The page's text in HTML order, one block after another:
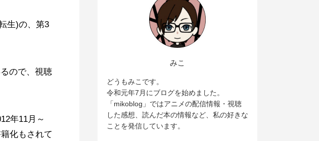
生)の、第3
ので、視聴
年11月～
化もされて
みこ
どうもみこです。
令和元年7月にブログを始めました。
「mikoblog」ではアニメの配信情報・視聴
した感想、読んだ本の情報など、私の好きな
ことを発信しています。